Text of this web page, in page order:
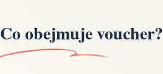
Co obejmuje voucher?